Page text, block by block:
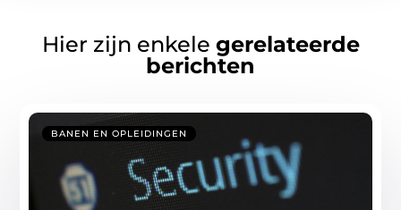
Hier zijn enkele gerelateerde
berichten
BANEN EN OPLEIDINGEN